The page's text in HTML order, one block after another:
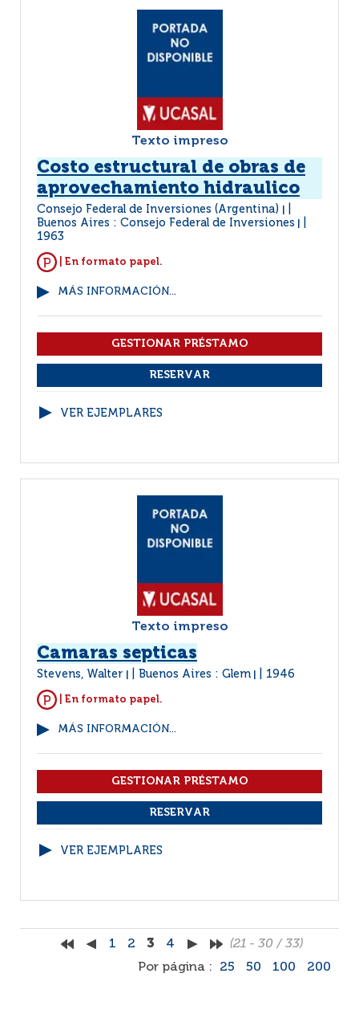
Texto impreso
Costo estructural de obras de
aprovechamiento hidraulico
Consejo Federal de Inversiones (Argentina)
Buenos Aires : Consejo Federal de Inversiones
1963
| En formato papel.
MÁS INFORMACIÓN...
VER EJEMPLARES
Texto impreso
Camaras septicas
Stevens, Walter Buenos Aires : Glem 1946
| En formato papel.
MÁS INFORMACIÓN...
VER EJEMPLARES
1 2 3 4
(21 - 30 / 33)
Por página :
25 50 100 200